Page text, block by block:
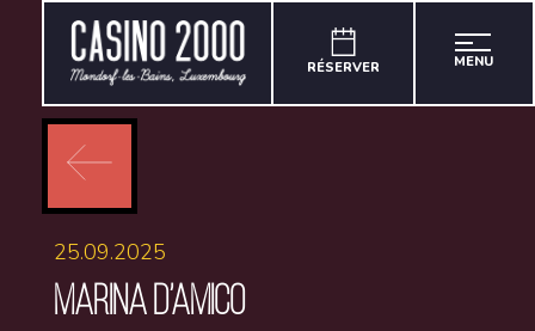
RÉSERVER MENU
25.09.2025
MARINA D’AMICO